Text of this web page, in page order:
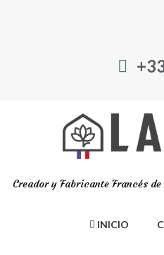
Creador y Fabricante Francés
INICIO